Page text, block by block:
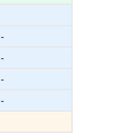
-
-
-
-